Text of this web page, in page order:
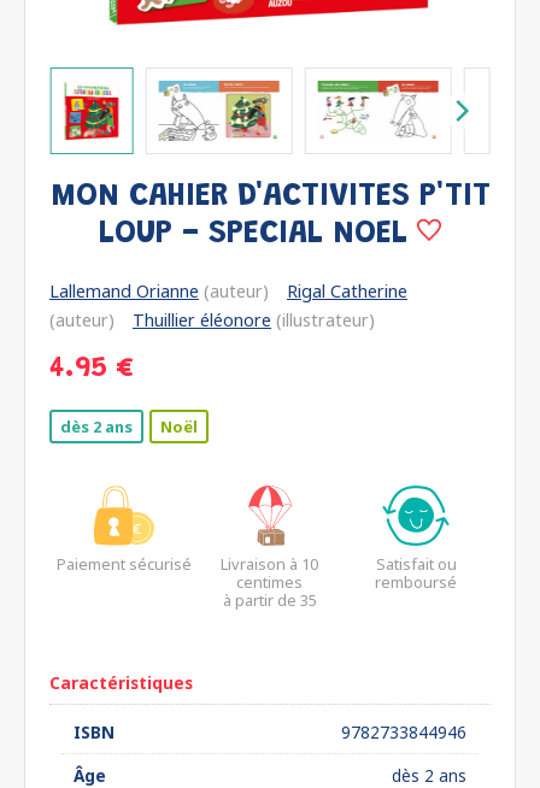
MON CAHIER D'ACTIVITES P'TIT
LOUP - SPECIAL NOEL
Lallemand Orianne (auteur)
Rigal Catherine
(auteur)
Thuillier éléonore (illustrateur)
4.95 €
dès 2 ans Noël
Paiement sécurisé
Livraison à 10
centimes
à partir de 35
Satisfait ou
remboursé
Caractéristiques
ISBN
9782733844946
Âge
dès 2 ans